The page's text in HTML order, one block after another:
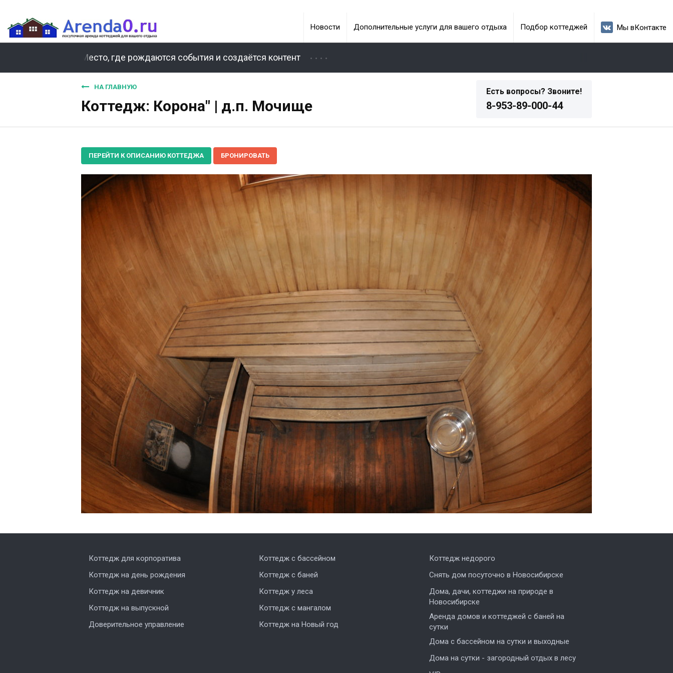
Новости Дополнительные услуги для вашего отдыха Подбор коттеджей Мы вКонтакте
Место, где рождаются события и создаётся контент
Есть вопросы? Звоните!
8-953-89-000-44
НА ГЛАВНУЮ
Коттедж: Корона" | д.п. Мочище
ПЕРЕЙТИ К ОПИСАНИЮ КОТТЕДЖА БРОНИРОВАТЬ
Коттедж для корпоратива
Коттедж на день рождения
Коттедж на девичник
Коттедж на выпускной
Доверительное управление
Коттедж с бассейном
Коттедж с баней
Коттедж у леса
Коттедж с мангалом
Коттедж на Новый год
Коттедж недорого
Снять дом посуточно в Новосибирске
Дома, дачи, коттеджи на природе в
Новосибирске
Аренда домов и коттеджей с баней на
сутки
Дома с бассейном на сутки и выходные
Дома на сутки - загородный отдых в лесу